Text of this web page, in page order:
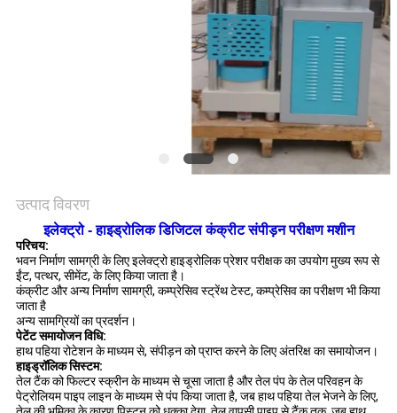
PRIVACY
POLICY
उत्पाद विवरण
इलेक्ट्रो - हाइड्रोलिक डिजिटल कंक्रीट संपीड़न परीक्षण मशीन
परिचय:
भवन निर्माण सामग्री के लिए इलेक्ट्रो हाइड्रोलिक प्रेशर परीक्षक का उपयोग मुख्य रूप से
ईंट, पत्थर, सीमेंट, के लिए किया जाता है।
कंक्रीट और अन्य निर्माण सामग्री, कम्प्रेसिव स्ट्रेंथ टेस्ट, कम्प्रेसिव का परीक्षण भी किया
जाता है
अन्य सामग्रियों का प्रदर्शन।
पेटेंट समायोजन विधि:
हाथ पहिया रोटेशन के माध्यम से, संपीड़न को प्राप्त करने के लिए अंतरिक्ष का समायोजन।
हाइड्रॉलिक सिस्टम:
तेल टैंक को फिल्टर स्क्रीन के माध्यम से चूसा जाता है और तेल पंप के तेल परिवहन के
पेट्रोलियम पाइप लाइन के माध्यम से पंप किया जाता है, जब हाथ पहिया तेल भेजने के लिए,